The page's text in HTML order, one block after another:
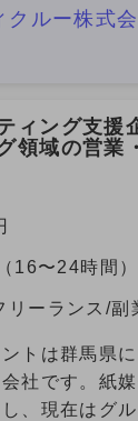
クルー株式
ィング支援
領域の営業
16〜24時間）
リーランス/副
トは群馬県
社です。紙
、現在はグ